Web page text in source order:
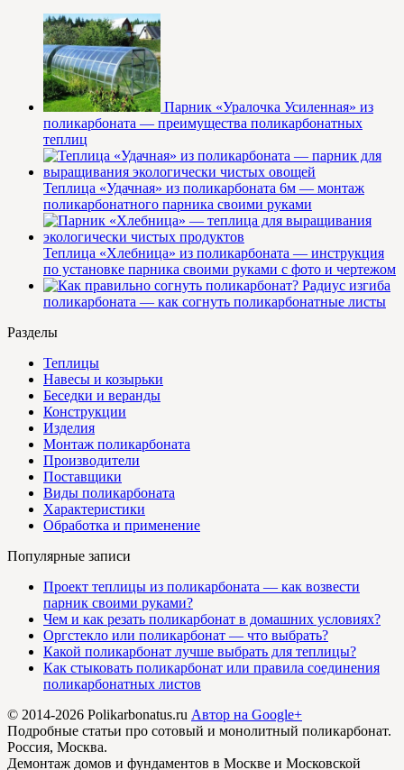
Парник «Уралочка Усиленная» из
поликарбоната — преимущества поликарбонатных
теплиц
Теплица «Удачная» из поликарбоната 6м — монтаж
поликарбонатного парника своими руками
Теплица «Хлебница» из поликарбоната — инструкция
по установке парника своими руками с фото и чертежом
Радиус изгиба
поликарбоната — как согнуть поликарбонатные листы
Разделы
Теплицы
Навесы и козырьки
Беседки и веранды
Конструкции
Изделия
Монтаж поликарбоната
Производители
Поставщики
Виды поликарбоната
Характеристики
Обработка и применение
Популярные записи
Проект теплицы из поликарбоната — как возвести
парник своими руками?
Чем и как резать поликарбонат в домашних условиях?
Оргстекло или поликарбонат — что выбрать?
Какой поликарбонат лучше выбрать для теплицы?
Как стыковать поликарбонат или правила соединения
поликарбонатных листов
© 2014-2026 Polikarbonatus.ru Автор на Google+
Подробные статьи про сотовый и монолитный поликарбонат.
Россия, Москва.
Демонтаж домов и фундаментов в Москве и Московской